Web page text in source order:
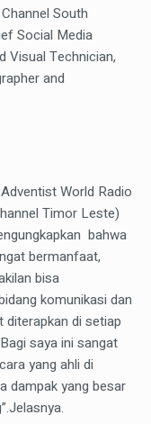
South
Social Media
Visual Technician,
and
World Radio
Timor Leste)
bahwa
bermanfaat,
bisa
komunikasi dan
diterapkan di setiap
saya ini sangat
yang ahli di
dampak yang besar